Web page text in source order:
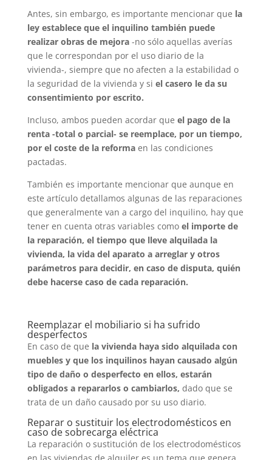
Antes, sin embargo, es importante mencionar que la
ley establece que el inquilino también puede
realizar obras de mejora-no sólo aquellas averías
que le correspondan por el uso diario de la
vivienda-, siempre que no afecten a la estabilidad o
la seguridad de la vivienda y si el casero le da su
consentimiento por escrito.
Incluso, ambos pueden acordar que el pago de la
renta -total o parcial- se reemplace, por un tiempo,
por el coste de la reformaen las condiciones
pactadas.
También es importante mencionar que aunque en
este artículo detallamos algunas de las reparaciones
que generalmente van a cargo del inquilino, hay que
tener en cuenta otras variables como el importe de
la reparación, el tiempo que lleve alquilada la
vivienda, la vida del aparato a arreglar y otros
parámetros para decidir, en caso de disputa, quién
debe hacerse caso de cada reparación.
Reemplazar el mobiliario si ha sufrido
desperfectos
En caso de que la vivienda haya sido alquilada con
muebles y que los inquilinos hayan causado algún
tipo de daño o desperfecto en ellos, estarán
obligados a repararlos o cambiarlos, dado que se
trata de un daño causado por su uso diario.
Reparar o sustituir los electrodomésticos en
caso de sobrecarga eléctrica
La reparación o sustitución de los electrodomésticos
en las viviendas de alquiler es un tema que genera